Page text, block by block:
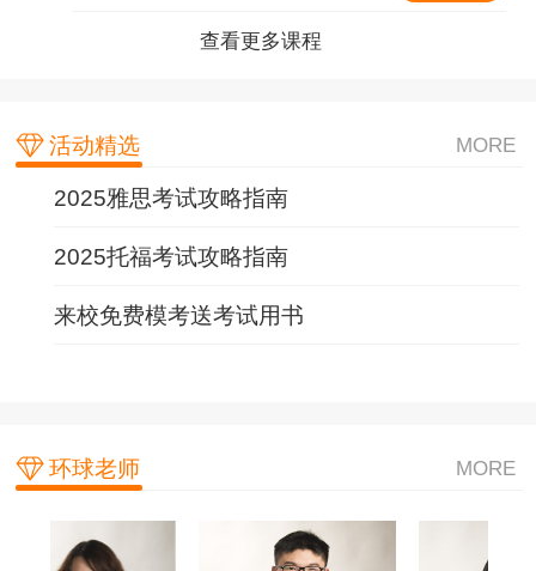
查看更多课程
查看更多课程
查看更多课程
活动精选 MORE
2025雅思考试攻略指南
2025托福考试攻略指南
来校免费模考送考试用书
环球老师 MORE